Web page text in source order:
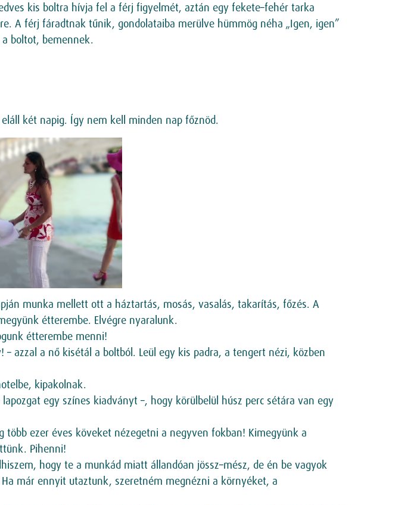
kis boltra hívja fel a férj figyelmét, aztán egy fekete–fehér tarka
A férj fáradtnak tűnik, gondolataiba merülve hümmög néha „Igen, igen”
a boltot, bemennek.
két napig. Így nem kell minden nap főznöd.
munka mellett ott a háztartás, mosás, vasalás, takarítás, főzés. A
étterembe. Elvégre nyaralunk.
étterembe menni!
azzal a nő kisétál a boltból. Leül egy kis padra, a tengert nézi, közben
kipakolnak.
egy színes kiadványt –, hogy körülbelül húsz perc sétára van egy
ezer éves köveket nézegetni a negyven fokban! Kimegyünk a
Pihenni!
hogy te a munkád miatt állandóan jössz–mész, de én be vagyok
már ennyit utaztunk, szeretném megnézni a környéket, a